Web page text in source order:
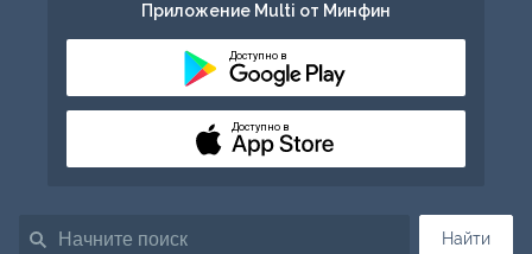
Найти
Приложение Multi от Минфин
Доступно в
Доступно в